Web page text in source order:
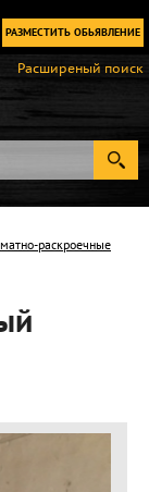
РАЗМЕСТИТЬ ОБЬЯВЛЕНИЕ
Расширеный поиск
раскроечные